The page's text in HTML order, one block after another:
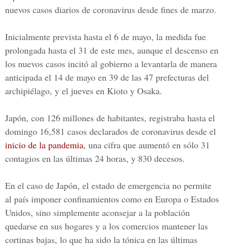
nuevos casos diarios de coronavirus desde fines de marzo.
Inicialmente prevista hasta el 6 de mayo, la medida fue
prolongada hasta el 31 de este mes, aunque el descenso en
los nuevos casos incitó al gobierno a levantarla de manera
anticipada el 14 de mayo en 39 de las 47 prefecturas del
archipiélago, y el jueves en Kioto y Osaka.
Japón, con 126 millones de habitantes, registraba hasta el
domingo 16,581 casos declarados de coronavirus desde el
inicio de la pandemia, una cifra que aumentó en sólo 31
contagios en las últimas 24 horas, y 830 decesos.
En el caso de Japón, el estado de emergencia no permite
al país imponer confinamientos como en Europa o Estados
Unidos, sino simplemente aconsejar a la población
quedarse en sus hogares y a los comercios mantener las
cortinas bajas, lo que ha sido la tónica en las últimas